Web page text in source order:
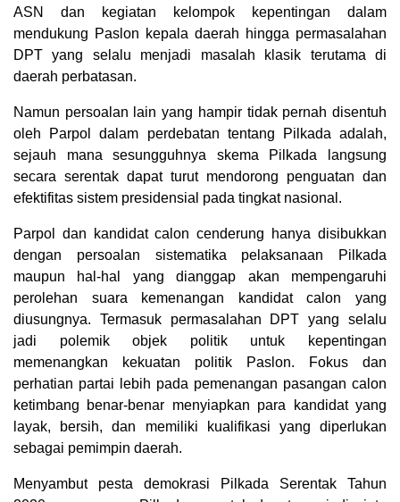
ASN dan kegiatan kelompok kepentingan dalam
mendukung Paslon kepala daerah hingga permasalahan
DPT yang selalu menjadi masalah klasik terutama di
daerah perbatasan.
Namun persoalan lain yang hampir tidak pernah disentuh
oleh Parpol dalam perdebatan tentang Pilkada adalah,
sejauh mana sesungguhnya skema Pilkada langsung
secara serentak dapat turut mendorong penguatan dan
efektifitas sistem presidensial pada tingkat nasional.
Parpol dan kandidat calon cenderung hanya disibukkan
dengan persoalan sistematika pelaksanaan Pilkada
maupun hal-hal yang dianggap akan mempengaruhi
perolehan suara kemenangan kandidat calon yang
diusungnya. Termasuk permasalahan DPT yang selalu
jadi polemik objek politik untuk kepentingan
memenangkan kekuatan politik Paslon. Fokus dan
perhatian partai lebih pada pemenangan pasangan calon
ketimbang benar-benar menyiapkan para kandidat yang
layak, bersih, dan memiliki kualifikasi yang diperlukan
sebagai pemimpin daerah.
Menyambut pesta demokrasi Pilkada Serentak Tahun